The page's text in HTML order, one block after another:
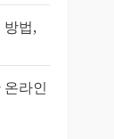
법,
라인